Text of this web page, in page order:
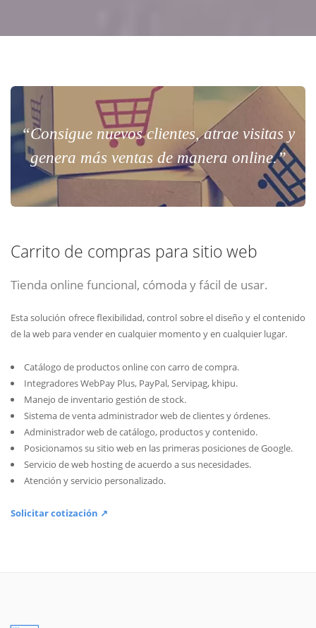
“Consigue nuevos clientes, atrae visitas y
genera más ventas de manera online.”
Carrito de compras para sitio web
Tienda online funcional, cómoda y fácil de usar.
Esta solución ofrece flexibilidad, control sobre el diseño y el contenido
de la web para vender en cualquier momento y en cualquier lugar.
Catálogo de productos online con carro de compra.
Integradores WebPay Plus, PayPal, Servipag, khipu.
Manejo de inventario gestión de stock.
Sistema de venta administrador web de clientes y órdenes.
Administrador web de catálogo, productos y contenido.
Posicionamos su sitio web en las primeras posiciones de Google.
Servicio de web hosting de acuerdo a sus necesidades.
Atención y servicio personalizado.
Solicitar cotización ↗